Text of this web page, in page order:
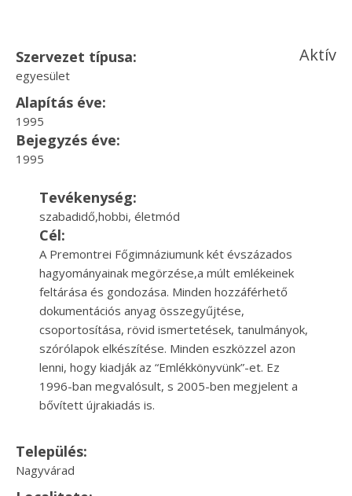
Szervezet típusa:
egyesület
Aktív
Alapítás éve:
1995
Bejegyzés éve:
1995
Tevékenység:
szabadidő,hobbi, életmód
Cél:
A Premontrei Főgimnáziumunk két évszázados
hagyományainak megörzése,a múlt emlékeinek
feltárása és gondozása. Minden hozzáférhető
dokumentációs anyag összegyűjtése,
csoportosítása, rövid ismertetések, tanulmányok,
szórólapok elkészítése. Minden eszközzel azon
lenni, hogy kiadják az “Emlékkönyvünk”-et. Ez
1996-ban megvalósult, s 2005-ben megjelent a
bővített újrakiadás is.
Település:
Nagyvárad